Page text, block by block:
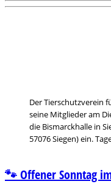
Der Tierschutzverein
seine Mitglieder am
die Bismarckhalle in
57076 Siegen) ein.
🐾 Offener Sonntag